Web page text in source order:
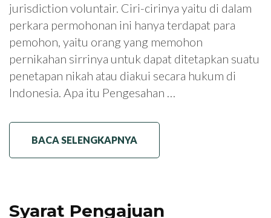
jurisdiction voluntair. Ciri-cirinya yaitu di dalam
perkara permohonan ini hanya terdapat para
pemohon, yaitu orang yang memohon
pernikahan sirrinya untuk dapat ditetapkan suatu
penetapan nikah atau diakui secara hukum di
Indonesia. Apa itu Pengesahan …
BACA SELENGKAPNYA
Syarat Pengajuan